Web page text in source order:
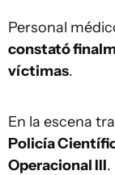
Personal
constató
víctimas.
En la escena
Policía
Operacional III.